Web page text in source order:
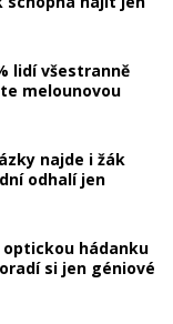
lidí všestranně
melounovou
najde i žák
odhalí jen
hádanku
si jen géniové